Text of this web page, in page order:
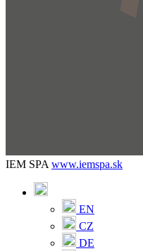
IEM SPA www.iemspa.sk
EN
CZ
DE